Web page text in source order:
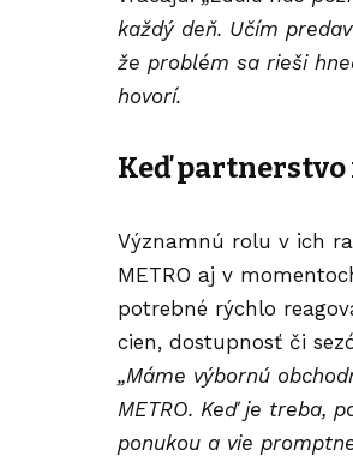
každý deň. Učím
že problém sa rieši
hovorí.
Keď partnerstvo
Významnú rolu v ich
METRO aj v
potrebné rýchlo
cien, dostupnosť či
„Máme výbornú
METRO. Keď je treba,
ponukou a vie